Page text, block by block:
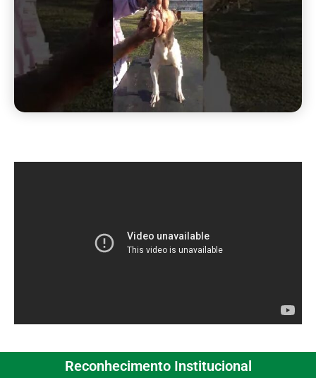
Reconhecimento Institucional